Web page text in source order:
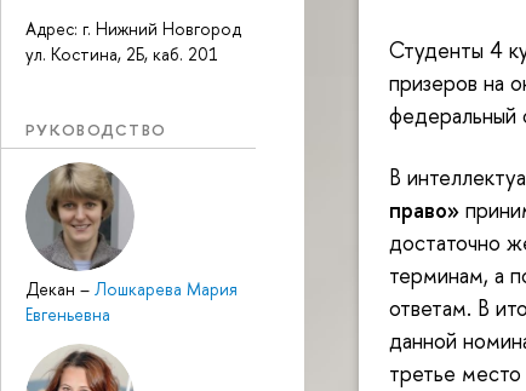
Адрес: г. Нижний Новгород
ул. Костина, 2Б, каб. 201
РУКОВОДСТВО
Декан – Лошкарева Мария
Евгеньевна
Студенты 4
призеров на
федеральный
В
право»
достаточно
терминам, а
ответам. В
данной
третье